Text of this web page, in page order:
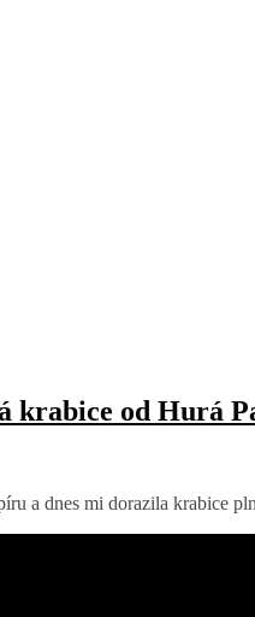
krabice od Hurá
a dnes mi dorazila krabice